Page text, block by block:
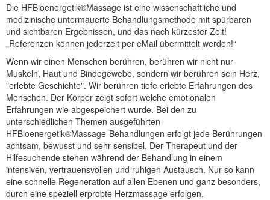
Die HFBioenergetik®Massage ist eine wissenschaftliche und
medizinische untermauerte Behandlungsmethode mit spürbaren
und sichtbaren Ergebnissen, und das nach kürzester Zeit!
„Referenzen können jederzeit per eMail übermittelt werden!“
Wenn wir einen Menschen berühren, berühren wir nicht nur
Muskeln, Haut und Bindegewebe, sondern wir berühren sein Herz,
"erlebte Geschichte". Wir berühren tiefe erlebte Erfahrungen des
Menschen. Der Körper zeigt sofort welche emotionalen
Erfahrungen wie abgespeichert wurde. Bei den zu
unterschiedlichen Themen ausgeführten
HFBioenergetik®Massage-Behandlungen erfolgt jede Berührungen
achtsam, bewusst und sehr sensibel. Der Therapeut und der
Hilfesuchende stehen während der Behandlung in einem
intensiven, vertrauensvollen und ruhigen Austausch. Nur so kann
eine schnelle Regeneration auf allen Ebenen und ganz besonders,
durch eine speziell erprobte Herzmassage erfolgen.